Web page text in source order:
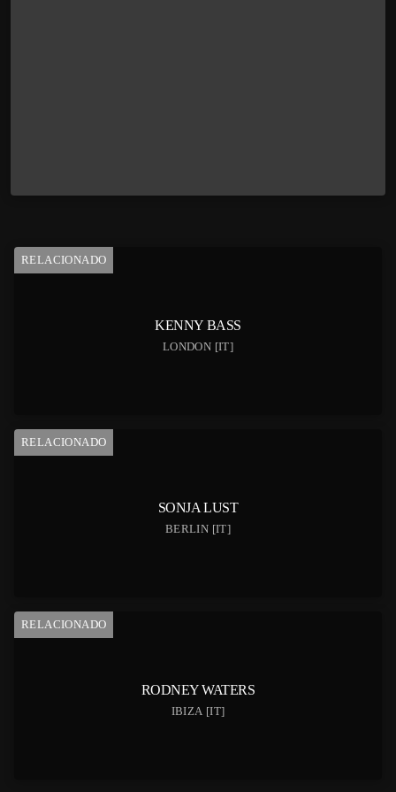
RELACIONADO
KENNY BASS
LONDON [IT]
RELACIONADO
SONJA LUST
BERLIN [IT]
RELACIONADO
RODNEY WATERS
IBIZA [IT]